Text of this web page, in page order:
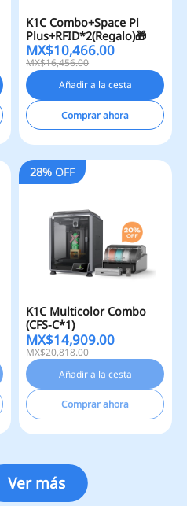
K1C Combo+Space Pi
Plus+RFID*2(Regalo)🎁
MX$10,466.00
MX$16,456.00
Añadir a la cesta
Comprar ahora
28%OFF
K1C Multicolor Combo
(CFS-C*1)
MX$14,909.00
MX$20,818.00
Añadir a la cesta
Comprar ahora
Ver más